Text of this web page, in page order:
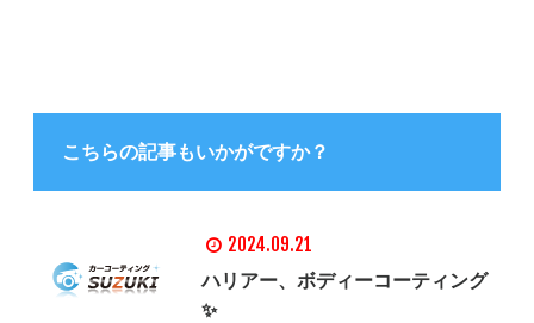
こちらの記事もいかがですか？
2024.09.21
ハリアー、ボディーコーティング
✨